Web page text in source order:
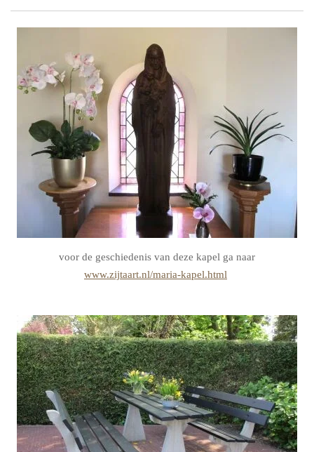
voor de geschiedenis van deze kapel ga naar
www.zijtaart.nl/maria-kapel.html